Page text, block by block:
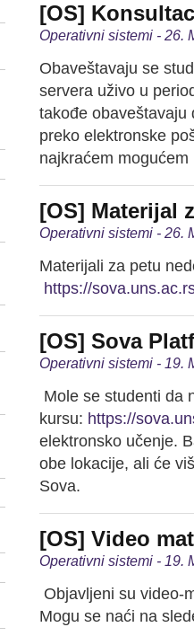
[OS]
Operativni sistemi - 26.
Obaveštavaju se
servera uživo u
takođe obaveštavaju
preko elektronske
najkraćem
[OS] Materijal
Operativni sistemi - 26.
Materijali za petu
https://
[OS] Sova
Operativni sistemi - 19.
Mole se studenti da
kursu: https://
elektronsko učenje.
obe lokacije, ali će
Sova.
[OS] Video
Operativni sistemi - 19.
Objavljeni su video-
Mogu se naći na